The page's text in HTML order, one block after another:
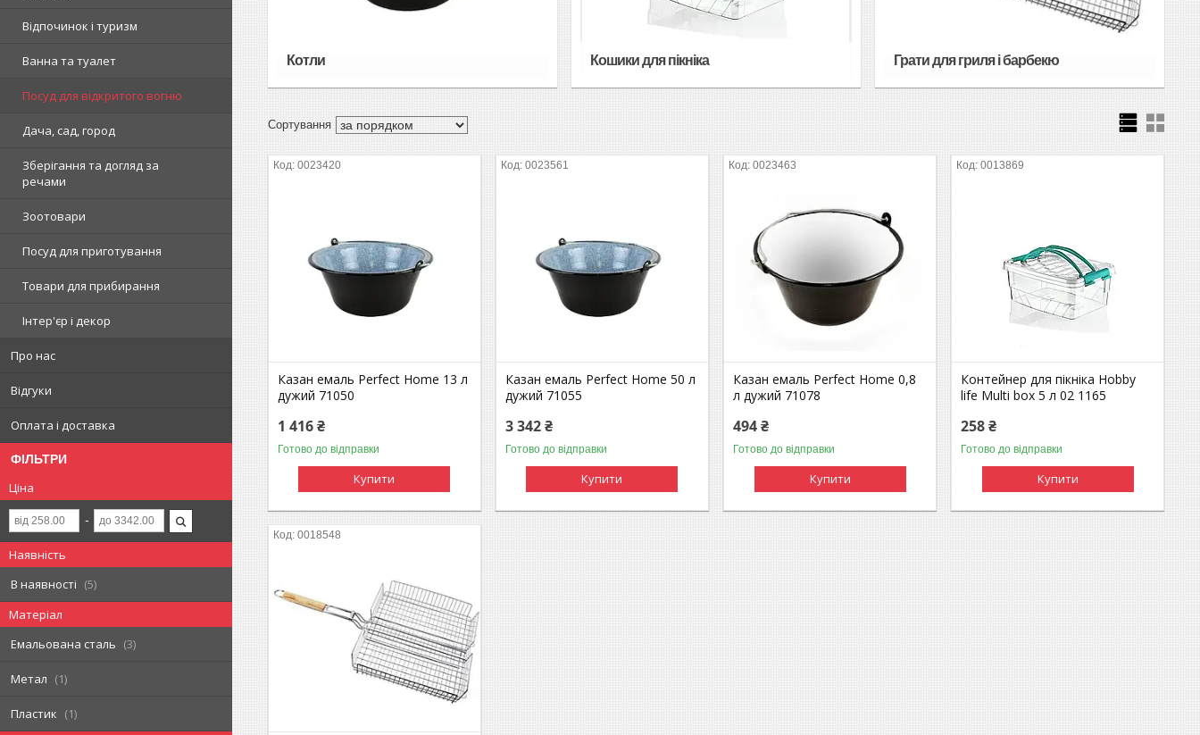
Відпочинок і туризм
Ванна та туалет
Посуд для відкритого вогню
Дача, сад, город
Зберігання та догляд за
речами
Зоотовари
Посуд для приготування
Товари для прибирання
Інтер'єр і декор
Про нас
Відгуки
Оплата і доставка
ФІЛЬТРИ
Ціна
Наявність
В наявності
5
Матеріал
Емальована сталь
3
Метал 1
Пластик
1
Котли Кошики для пікніка Грати для гриля і барбекю
0023420
Казан емаль Perfect Home 13 л
дужий 71050
1 416 ₴
Готово до відправки
Купити
0023561
Казан емаль Perfect Home 50 л
дужий 71055
3 342 ₴
Готово до відправки
Купити
0023463
Казан емаль Perfect Home 0,8
л дужий 71078
494 ₴
Готово до відправки
Купити
0013869
Контейнер для пікніка Hobby
life Multi box 5 л 02 1165
258 ₴
Готово до відправки
Купити
0018548